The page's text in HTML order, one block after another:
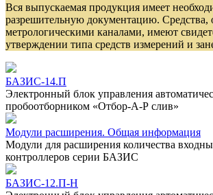
Вся выпускаемая продукция имеет
разрешительную документацию.
метрологическими каналами, имеют
утверждении типа средств измерений и
БАЗИС-14.П
Электронный блок управления
пробоотборником «Отбор-А-Р слив»
Модули расширения. Общая информация
Модули для расширения количества
контроллеров серии БАЗИС
БАЗИС-12.П-Н